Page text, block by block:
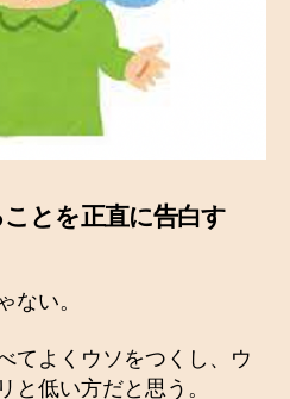
とを正直に告白す
ない。
てよくウソをつくし、ウ
と低い方だと思う。